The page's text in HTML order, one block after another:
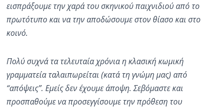
εισπράξουμε την χαρά του σκηνικού παιχνιδιού από το
πρωτότυπο και να την αποδώσουμε στον θίασο και στο
κοινό.
Πολύ συχνά τα τελευταία χρόνια η κλασική κωμική
γραμματεία ταλαιπωρείται (κατά τη γνώμη μας) από
“απόψεις”. Εμείς δεν έχουμε άποψη. Σεβόμαστε και
προσπαθούμε να προσεγγίσουμε την πρόθεση του